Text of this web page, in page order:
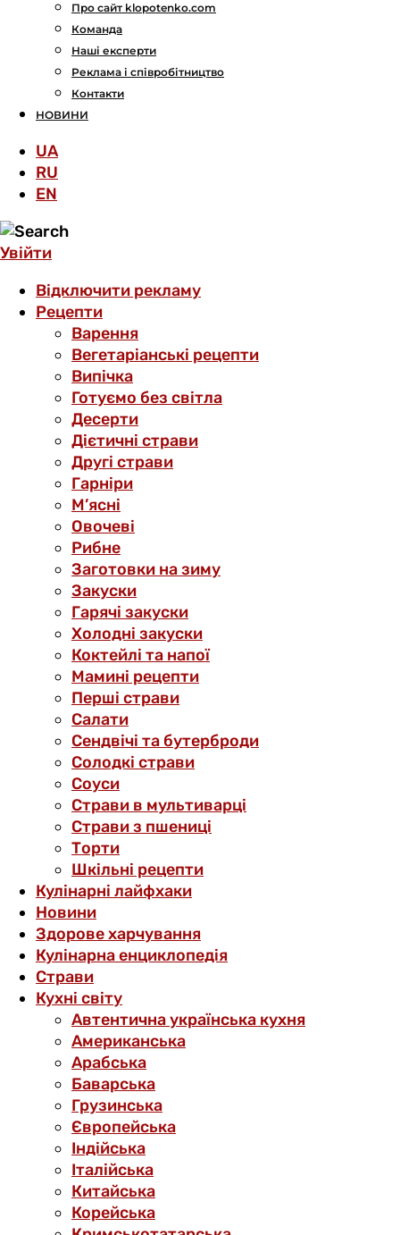
Про сайт klopotenko.com
Команда
Наші експерти
Реклама і співробітництво
Контакти
НОВИНИ
UA
RU
EN
Увійти
Відключити рекламу
Рецепти
Варення
Вегетаріанські рецепти
Випічка
Готуємо без світла
Десерти
Дієтичні страви
Другі страви
Гарніри
М’ясні
Овочеві
Рибне
Заготовки на зиму
Закуски
Гарячі закуски
Холодні закуски
Коктейлі та напої
Мамині рецепти
Перші страви
Салати
Сендвічі та бутерброди
Солодкі страви
Соуси
Страви в мультиварці
Страви з пшениці
Торти
Шкільні рецепти
Кулінарні лайфхаки
Новини
Здорове харчування
Кулінарна енциклопедія
Страви
Кухні світу
Автентична українська кухня
Американська
Арабська
Баварська
Грузинська
Європейська
Індійська
Італійська
Китайська
Корейська